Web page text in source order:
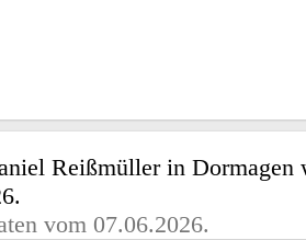
Reißmüller in Dormagen
vom 07.06.2026.